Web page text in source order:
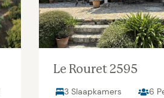
Le Rouret 2595
3 Slaapkamers 6